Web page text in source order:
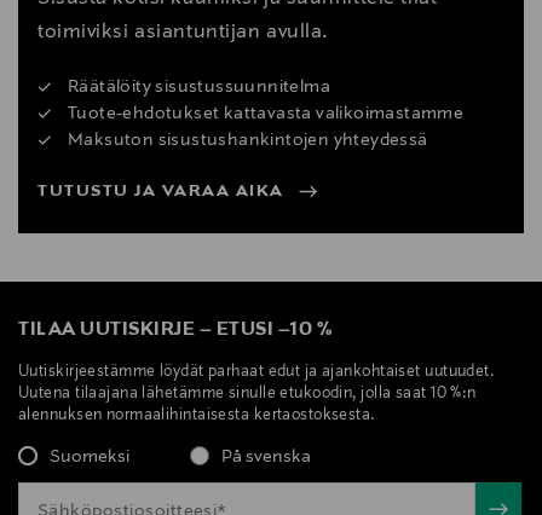
toimiviksi asiantuntijan avulla.
Räätälöity sisustussuunnitelma
Tuote-ehdotukset kattavasta valikoimastamme
Maksuton sisustushankintojen yhteydessä
TUTUSTU JA VARAA AIKA
TILAA UUTISKIRJE – ETUSI –10 %
Uutiskirjeestämme löydät parhaat edut ja ajankohtaiset uutuudet.
Uutena tilaajana lähetämme sinulle etukoodin, jolla saat 10 %:n
alennuksen normaalihintaisesta kertaostoksesta.
Suomeksi På svenska